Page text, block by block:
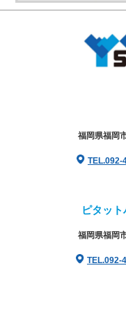
福岡県福岡
TEL.092-
ピタッ
福岡県福岡
TEL.092-